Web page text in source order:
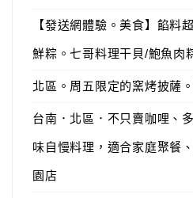
【發送網體驗。美食】餡料
鮮粽。七哥料理干貝/鮑魚肉
北區。周五限定的窯烤披薩
台南．北區．不只賣咖哩、
味自慢料理，適合家庭聚餐
園店